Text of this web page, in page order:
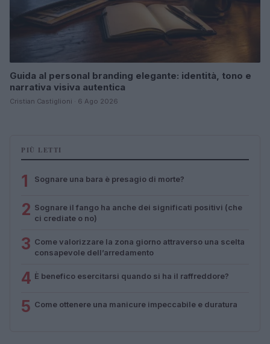
Guida al personal branding elegante: identità, tono e
narrativa visiva autentica
Cristian Castiglioni · 6 Ago 2026
PIÙ LETTI
1 Sognare una bara è presagio di morte?
2 Sognare il fango ha anche dei significati positivi (che
ci crediate o no)
3 Come valorizzare la zona giorno attraverso una scelta
consapevole dell’arredamento
4 È benefico esercitarsi quando si ha il raffreddore?
5 Come ottenere una manicure impeccabile e duratura